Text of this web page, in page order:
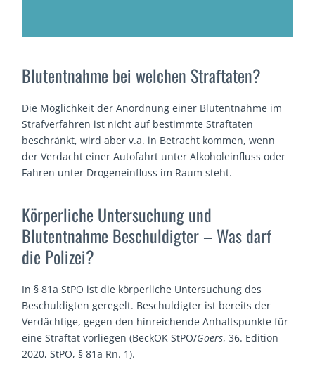
Blutentnahme bei welchen Straftaten?
Die Möglichkeit der Anordnung einer Blutentnahme im
Strafverfahren ist nicht auf bestimmte Straftaten
beschränkt, wird aber v.a. in Betracht kommen, wenn
der Verdacht einer Autofahrt unter Alkoholeinfluss oder
Fahren unter Drogeneinfluss im Raum steht.
Körperliche Untersuchung und
Blutentnahme Beschuldigter – Was darf
die Polizei?
In § 81a StPO ist die körperliche Untersuchung des
Beschuldigten geregelt. Beschuldigter ist bereits der
Verdächtige, gegen den hinreichende Anhaltspunkte für
eine Straftat vorliegen (BeckOK StPO/Goers, 36. Edition
2020, StPO, § 81a Rn. 1).